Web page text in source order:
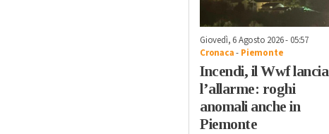
Giovedì, 6 Agosto 2026 - 05:57
Cronaca- Piemonte
Incendi, il Wwf lancia
l’allarme: roghi
anomali anche in
Piemonte